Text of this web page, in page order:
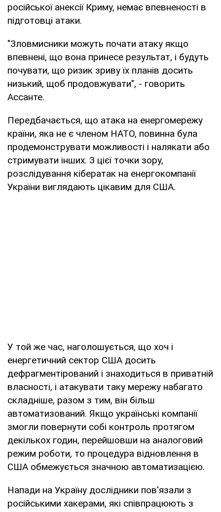
російської анексії Криму, немає впевненості в
підготовці атаки.
"Зловмисники можуть почати атаку якщо
впевнені, що вона принесе результат, і будуть
почувати, що ризик зриву їх планів досить
низький, щоб продовжувати", - говорить
Ассанте.
Передбачається, що атака на енергомережу
країни, яка не є членом НАТО, повинна була
продемонструвати можливості і налякати або
стримувати інших. З цієї точки зору,
розслідування кібератак на енергокомпанії
України виглядають цікавим для США.
У той же час, наголошується, що хоч і
енергетичний сектор США досить
дефрагментірований і знаходиться в приватній
власності, і атакувати таку мережу набагато
складніше, разом з тим, він більш
автоматизований. Якщо українські компанії
змогли повернути собі контроль протягом
декількох годин, перейшовши на аналоговий
режим роботи, то процедура відновлення в
США обмежується значною автоматизацією.
Напади на Україну дослідники пов'язали з
російськими хакерами, які співпрацюють з